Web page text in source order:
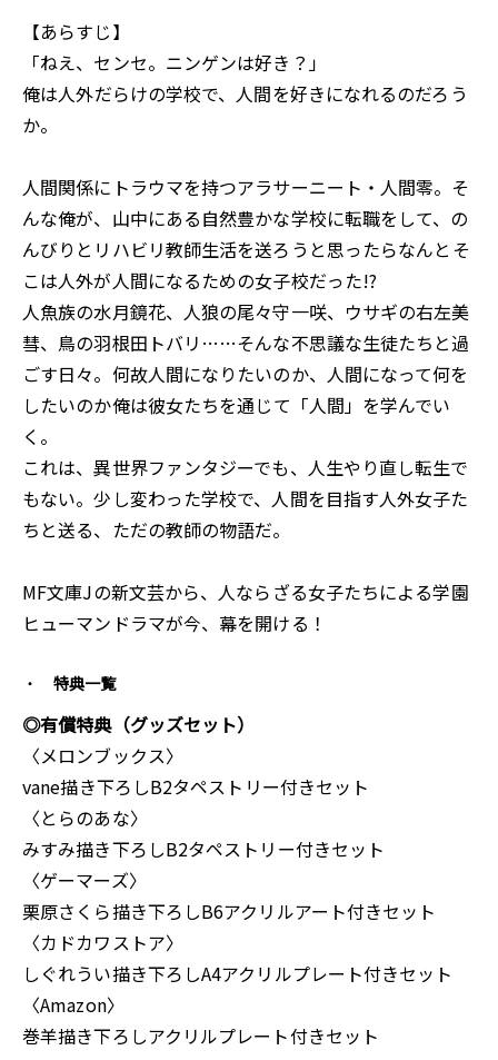
【あらすじ】
「ねえ、センセ。ニンゲンは好き？」
俺は――人外だらけの学校で、人間を好きになれるのだろう
か。
人間関係にトラウマを持つアラサーニート・人間零。そ
んな俺が、山中にある自然豊かな学校に転職をして、の
んびりとリハビリ教師生活を送ろうと思ったら――なんとそ
こは人外が人間になるための女子校だった!?
人魚族の水月鏡花、人狼の尾々守一咲、ウサギの右左美
彗、鳥の羽根田トバリ……そんな不思議な生徒たちと過
ごす日々。何故人間になりたいのか、人間になって何を
したいのか――俺は彼女たちを通じて「人間」を学んでい
く。
これは、異世界ファンタジーでも、人生やり直し転生で
もない。少し変わった学校で、人間を目指す人外女子た
ちと送る、ただの教師の物語だ。
MF文庫Jの新文芸から、人ならざる女子たちによる学園
ヒューマンドラマが今、幕を開ける！
特典一覧
◎有償特典（グッズセット）
〈メロンブックス〉
vane描き下ろしB2タペストリー付きセット
〈とらのあな〉
みすみ描き下ろしB2タペストリー付きセット
〈ゲーマーズ〉
栗原さくら描き下ろしB6アクリルアート付きセット
〈カドカワストア〉
しぐれうい描き下ろしA4アクリルプレート付きセット
〈Amazon〉
巻羊描き下ろしアクリルプレート付きセット